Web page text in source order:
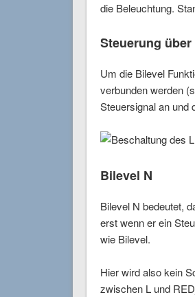
die Beleuchtung.
Steuerung
Um die Bilevel
verbunden werden
Steuersignal an und
Bilevel N
Bilevel N bedeutet,
erst wenn er ein
wie Bilevel.
Hier wird also kein
zwischen L und